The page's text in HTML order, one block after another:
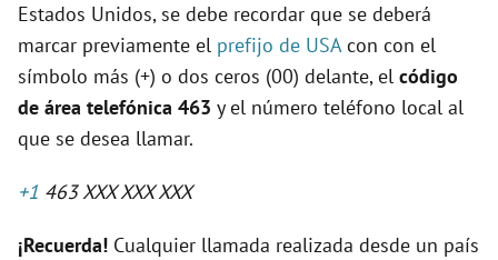
Estados Unidos, se debe recordar que se deberá
marcar previamente el prefijo de USAcon con el
símbolo más (+) o dos ceros (00) delante, el código
de área telefónica 463 y el número teléfono local al
que se desea llamar.
+1 463 XXX XXX XXX
¡Recuerda! Cualquier llamada realizada desde un país